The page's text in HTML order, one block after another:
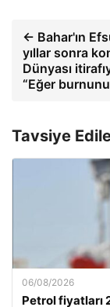
← Bahar'ın
yıllar sonra
Dünyası
“Eğer burnunu
Tavsiye
06/08/2026
Petrol fiyatları